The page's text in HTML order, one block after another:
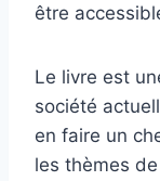
être
Le livre est
société
en faire un
les thèmes